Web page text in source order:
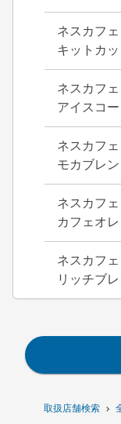
取扱店舗検索
ネスカフ
キットカ
ネスカフ
アイスコ
ネスカフ
モカブレ
ネスカフ
カフェオ
ネスカフ
リッチブ